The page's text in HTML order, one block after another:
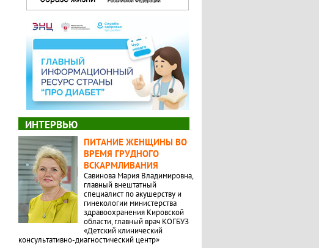
ИНТЕРВЬЮ
ПИТАНИЕ ЖЕНЩИНЫ ВО
ВРЕМЯ ГРУДНОГО
ВСКАРМЛИВАНИЯ
Савинова Мария Владимировна,
главный внештатный
специалист по акушерству и
гинекологии министерства
здравоохранения Кировской
области, главный врач КОГБУЗ
«Детский клинический
консультативно-диагностический центр»